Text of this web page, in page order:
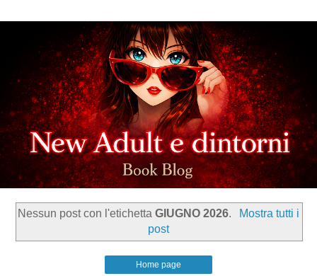
Nessun post con l'etichettaGIUGNO 2026.
Mostra tutti i
post
Home page